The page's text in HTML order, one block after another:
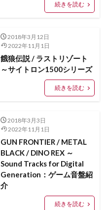
続きを読む
2018年3月12日
2022年11月1日
餓狼伝説 / ラストリゾート
～サイトロン1500シリーズ
続きを読む
2018年3月3日
2022年11月1日
GUN FRONTIER / METAL
BLACK / DINO REX ～
Sound Tracks for Digital
Generation：ゲーム音盤紹
介
続きを読む